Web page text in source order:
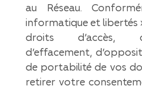
au Réseau.
informatique et libertés
droits d’accès,
d’effacement,
de portabilité de vos
retirer votre